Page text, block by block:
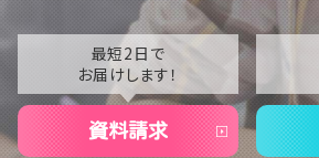
2021
2020
最短2日で
お届けします！
資料請求